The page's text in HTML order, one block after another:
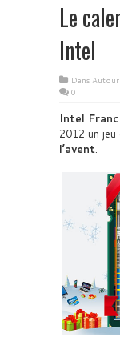
Le
Intel
Dans Autour
0
Intel
2012 un jeu
l’avent.